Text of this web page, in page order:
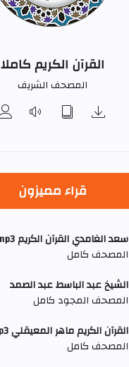
القرآن الكريم كاملا
المصحف الشريف
قراء مميزون
سعد الغامدي القرآن الكريم mp3
المصحف كامل
الشيخ عبد الباسط عبد الصمد
المصحف المجود كامل
القرآن الكريم ماهر المعيقلي mp3
المصحف كامل